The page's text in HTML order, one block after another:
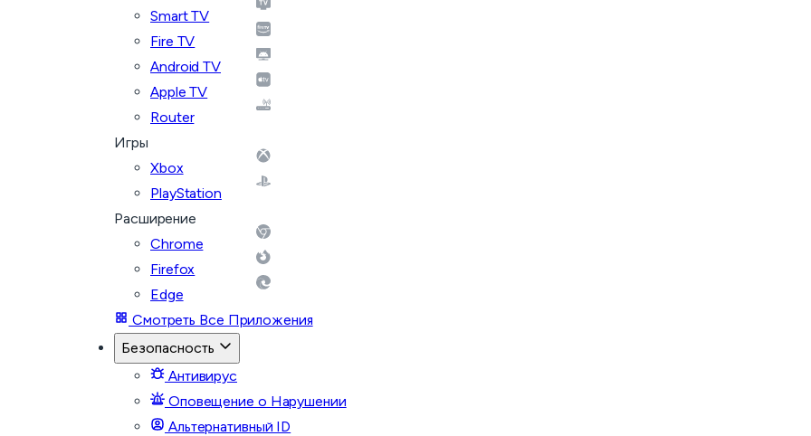
Smart TV
Fire TV
Android TV
Apple TV
Router
Игры
Xbox
PlayStation
Расширение
Chrome
Firefox
Edge
Смотреть Все Приложения
Безопасность
Антивирус
Оповещение о Нарушении
Альтернативный ID